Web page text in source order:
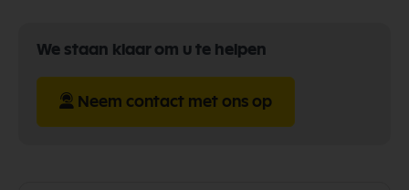
We staan klaar om u te helpen
Neem contact met ons op